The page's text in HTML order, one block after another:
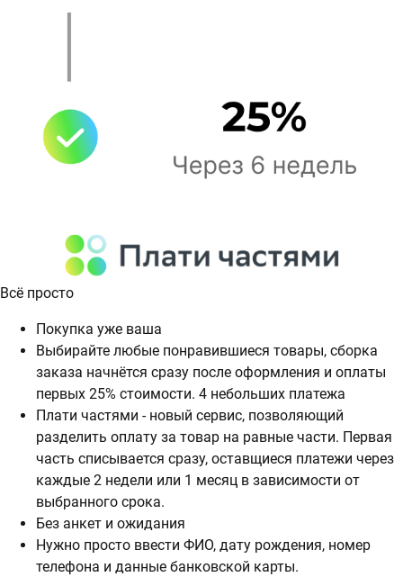
Всё просто
Покупка уже ваша
Выбирайте любые понравившиеся товары, сборка
заказа начнётся сразу после оформления и оплаты
первых 25% стоимости. 4 небольших платежа
Плати частями - новый сервис, позволяющий
разделить оплату за товар на равные части. Первая
часть списывается сразу, оставщиеся платежи через
каждые 2 недели или 1 месяц в зависимости от
выбранного срока.
Без анкет и ожидания
Нужно просто ввести ФИО, дату рождения, номер
телефона и данные банковской карты.